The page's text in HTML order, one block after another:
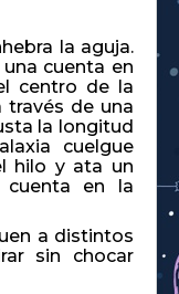
la aguja.
cuenta en
centro de la
través de una
la longitud
cuelgue
hilo y ata un
cuenta en la
a distintos
sin chocar